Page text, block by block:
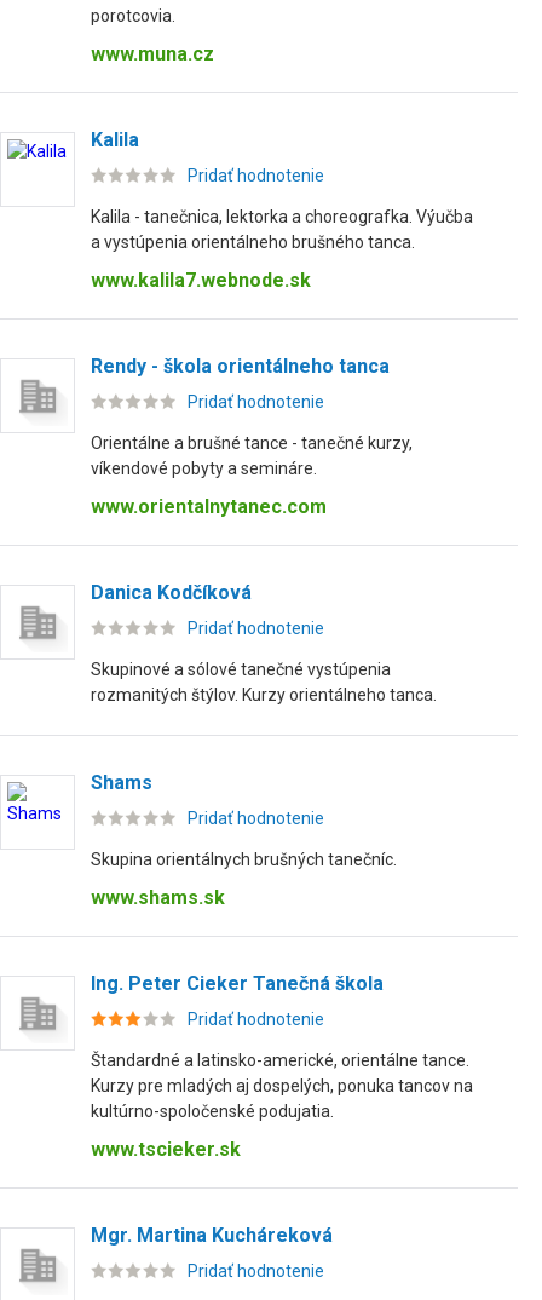
porotcovia.
www.muna.cz
Kalila
Pridať hodnotenie
Kalila - tanečnica, lektorka a choreografka. Výučba
a vystúpenia orientálneho brušného tanca.
www.kalila7.webnode.sk
Rendy - škola orientálneho tanca
Pridať hodnotenie
Orientálne a brušné tance - tanečné kurzy,
víkendové pobyty a semináre.
www.orientalnytanec.com
Danica Kodčíková
Pridať hodnotenie
Skupinové a sólové tanečné vystúpenia
rozmanitých štýlov. Kurzy orientálneho tanca.
Shams
Pridať hodnotenie
Skupina orientálnych brušných tanečníc.
www.shams.sk
Ing. Peter Cieker Tanečná škola
Pridať hodnotenie
Štandardné a latinsko-americké, orientálne tance.
Kurzy pre mladých aj dospelých, ponuka tancov na
kultúrno-spoločenské podujatia.
www.tscieker.sk
Mgr. Martina Kucháreková
Pridať hodnotenie